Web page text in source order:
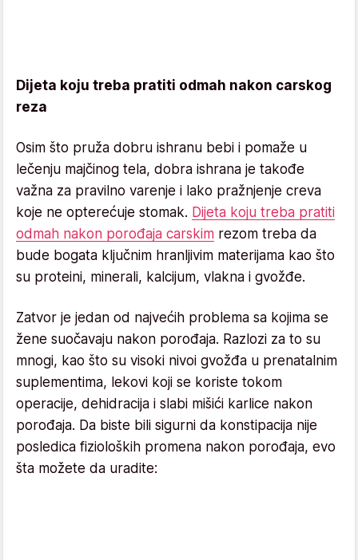
Dijeta koju treba pratiti odmah nakon carskog
reza
Osim što pruža dobru ishranu bebi i pomaže u
lečenju majčinog tela, dobra ishrana je takođe
važna za pravilno varenje i lako pražnjenje creva
koje ne opterećuje stomak. Dijeta koju treba pratiti
odmah nakon porođaja carskim rezom treba da
bude bogata ključnim hranljivim materijama kao što
su proteini, minerali, kalcijum, vlakna i gvožđe.
Zatvor je jedan od najvećih problema sa kojima se
žene suočavaju nakon porođaja. Razlozi za to su
mnogi, kao što su visoki nivoi gvožđa u prenatalnim
suplementima, lekovi koji se koriste tokom
operacije, dehidracija i slabi mišići karlice nakon
porođaja. Da biste bili sigurni da konstipacija nije
posledica fizioloških promena nakon porođaja, evo
šta možete da uradite: